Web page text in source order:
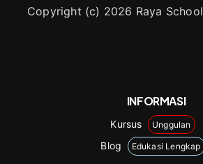
Copyright (c) 2026 Raya School
INFORMASI
Kursus Unggulan
Blog Edukasi Lengkap